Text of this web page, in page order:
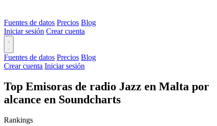
Fuentes de datos Precios Blog
Iniciar sesión Crear cuenta
Fuentes de datos Precios Blog
Crear cuenta Iniciar sesión
Top Emisoras de radio Jazz en Malta por
alcance en Soundcharts
Rankings